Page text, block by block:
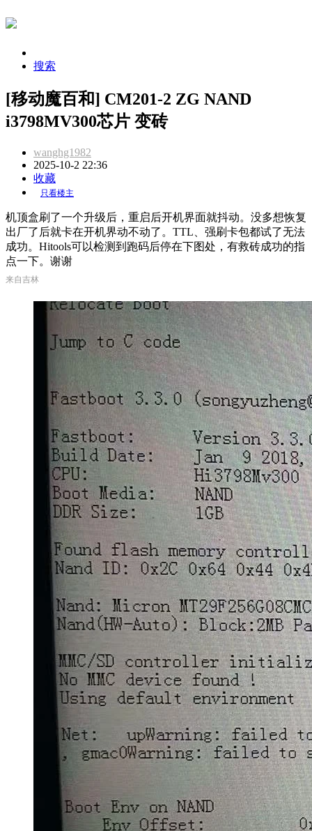
搜索
[移动魔百和] CM201-2 ZG NAND
i3798MV300芯片 变砖
wanghg1982
2025-10-2 22:36
收藏
只看楼主
机顶盒刷了一个升级后，重启后开机界面就抖动。没多想恢复
出厂了后就卡在开机界动不动了。TTL、强刷卡包都试了无法
成功。Hitools可以检测到跑码后停在下图处，有救砖成功的指
点一下。谢谢
来自吉林